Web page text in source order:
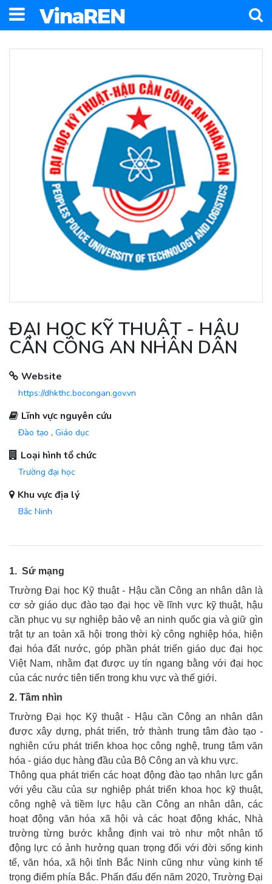
ĐẠI HỌC KỸ THUẬT - HẬU
CẦN CÔNG AN NHÂN DÂN
Website
https://dhkthc.bocongan.gov.vn
Lĩnh vực nguyên cứu
Đào tạo , Giáo dục
Loại hình tổ chức
Trường đại học
Khu vực địa lý
Bắc Ninh
1. Sứ mạng
Trường Đại học Kỹ thuật - Hậu cần Công an nhân dân là
cơ sở giáo dục đào tạo đại học về lĩnh vực kỹ thuật, hậu
cần phục vụ sự nghiệp bảo vệ an ninh quốc gia và giữ gìn
trật tự an toàn xã hội trong thời kỳ công nghiệp hóa, hiện
đại hóa đất nước, góp phần phát triển giáo dục đại học
Việt Nam, nhằm đạt được uy tín ngang bằng với đại học
của các nước tiên tiến trong khu vực và thế giới.
2. Tầm nhìn
Trường Đại học Kỹ thuật - Hậu cần Công an nhân dân
được xây dựng, phát triển, trở thành trung tâm đào tạo -
nghiên cứu phát triển khoa học công nghệ, trung tâm văn
hóa - giáo dục hàng đầu của Bộ Công an và khu vực.
Thông qua phát triển các hoạt động đào tạo nhân lực gắn
với yêu cầu của sự nghiệp phát triển khoa học kỹ thuật,
công nghệ và tiềm lực hậu cần Công an nhân dân, các
hoạt động văn hóa xã hội và các hoạt động khác, Nhà
trường từng bước khẳng định vai trò như một nhân tố
động lực có ảnh hưởng quan trọng đối với đời sống kinh
tế, văn hóa, xã hội tỉnh Bắc Ninh cũng như vùng kinh tế
trọng điểm phía Bắc. Phấn đấu đến năm 2020, Trường Đại